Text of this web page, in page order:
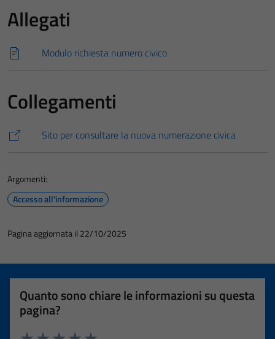
Allegati
Modulo richiesta numero civico
Collegamenti
Sito per consultare la nuova numerazione civica
Argomenti:
Accesso all'informazione
Pagina aggiornata il 22/10/2025
Quanto sono chiare le informazioni su questa
pagina?